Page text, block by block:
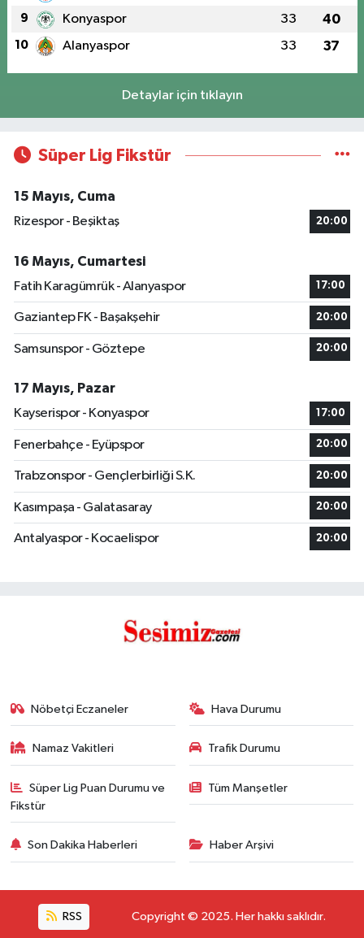
9 Konyaspor 33 40
10 Alanyaspor 33 37
Detaylar için tıklayın
Süper Lig Fikstür
15 Mayıs, Cuma
Rizespor - Beşiktaş
20:00
16 Mayıs, Cumartesi
Fatih Karagümrük - Alanyaspor
17:00
Gaziantep FK - Başakşehir 20:00
Samsunspor - Göztepe 20:00
17 Mayıs, Pazar
Kayserispor - Konyaspor
17:00
Fenerbahçe - Eyüpspor 20:00
Trabzonspor - Gençlerbirliği S.K. 20:00
Kasımpaşa - Galatasaray 20:00
Antalyaspor - Kocaelispor 20:00
Nöbetçi Eczaneler Hava Durumu
Namaz Vakitleri Trafik Durumu
Süper Lig Puan Durumu ve
Fikstür
Tüm Manşetler
Son Dakika Haberleri Haber Arşivi
RSS Copyright © 2025. Her hakkı saklıdır.